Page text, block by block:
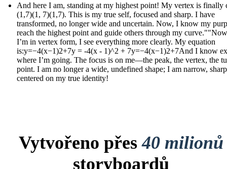
And here I am, standing at my highest point! My vertex is finally
(1,7)(1, 7)(1,7). This is my true self, focused and sharp. I have
transformed, no longer wide and uncertain. Now, I know my
reach the highest point and guide others through my
I’m in vertex form, I see everything more clearly. My equation
is:y=−4(x−1)2+7y = -4(x - 1)^2 + 7y=−4(x−1)2+7And I know
where I’m going. The focus is on me—the peak, the vertex, the
point. I am no longer a wide, undefined shape; I am narrow,
centered on my true identity!
Vytvořeno přes40 milionů
storyboardů